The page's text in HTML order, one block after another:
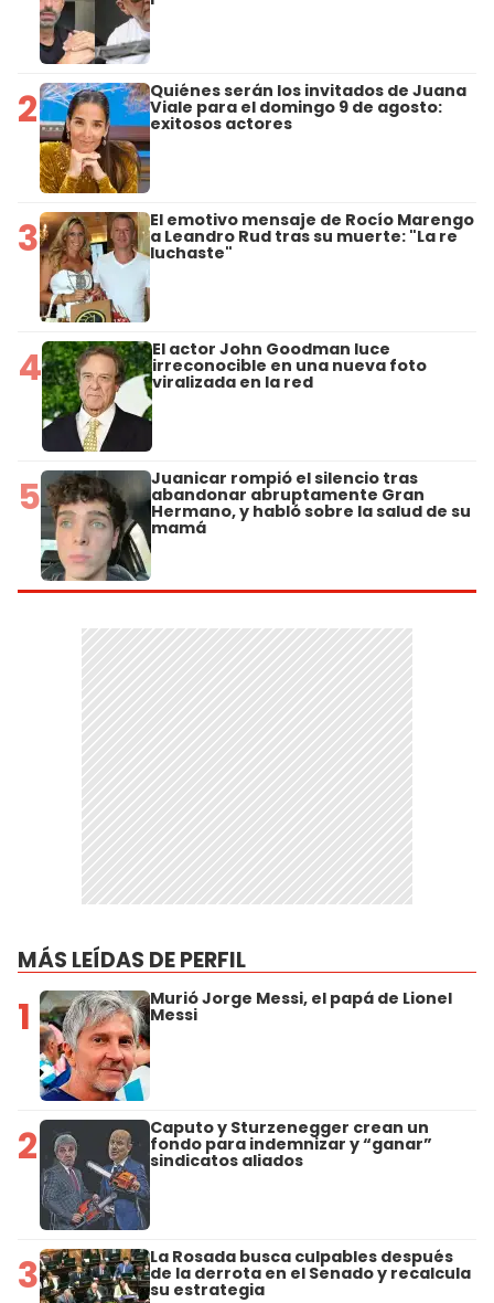
2 Quiénes serán los invitados de Juana
Viale para el domingo 9 de agosto:
exitosos actores
3 El emotivo mensaje de Rocío Marengo
a Leandro Rud tras su muerte: "La re
luchaste"
4 El actor John Goodman luce
irreconocible en una nueva foto
viralizada en la red
5 Juanicar rompió el silencio tras
abandonar abruptamente Gran
Hermano, y habló sobre la salud de su
mamá
MÁS LEÍDAS DE PERFIL
1 Murió Jorge Messi, el papá de Lionel
Messi
2 Caputo y Sturzenegger crean un
fondo para indemnizar y “ganar”
sindicatos aliados
3 La Rosada busca culpables después
de la derrota en el Senado y recalcula
su estrategia